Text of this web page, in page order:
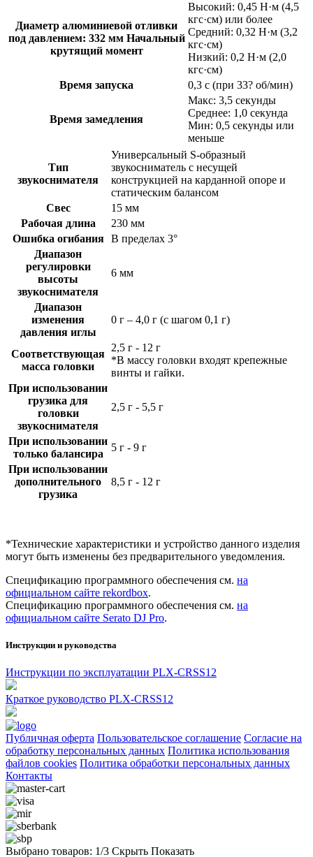
Диаметр алюминиевой отливки
под давлением: 332 мм Начальный
крутящий момент
Высокий: 0,45 Н·м (4,5
кгс·см) или более
Средний: 0,32 Н·м (3,2
кгс·см)
Низкий: 0,2 Н·м (2,0
кгс·см)
Время запуска
0,3 с (при 33? об/мин)
Время замедления
Макс: 3,5 секунды
Среднее: 1,0 секунда
Мин: 0,5 секунды или
меньше
Тип
звукоснимателя
Универсальный S-образный
звукосниматель с несущей
конструкцией на карданной опоре и
статическим балансом
Свес
15 мм
Рабочая длина
230 мм
Ошибка огибания
В пределах 3°
Диапазон
регулировки
высоты
звукоснимателя
6 мм
Диапазон
изменения
давления иглы
0 г – 4,0 г (с шагом 0,1 г)
Соответствующая
масса головки
2,5 г - 12 г
*В массу головки входят крепежные
винты и гайки.
При использовании
грузика для
головки
звукоснимателя
2,5 г - 5,5 г
При использовании
только балансира
5 г - 9 г
При использовании
дополнительного
грузика
8,5 г - 12 г
*Технические характеристики и устройство данного изделия
могут быть изменены без предварительного уведомления.
Спецификацию программного обеспечения см. на
официальном сайте rekordbox.
Спецификацию программного обеспечения см. на
официальном сайте Serato DJ Pro.
Инструкции и руководства
Инструкции по эксплуатации PLX-CRSS12
Краткое руководство PLX-CRSS12
Публичная оферта Пользовательское соглашение Согласие на
обработку персональных данных Политика использования
файлов cookies Политика обработки персональных данных
Контакты
Выбрано товаров: 1/3 Скрыть Показать